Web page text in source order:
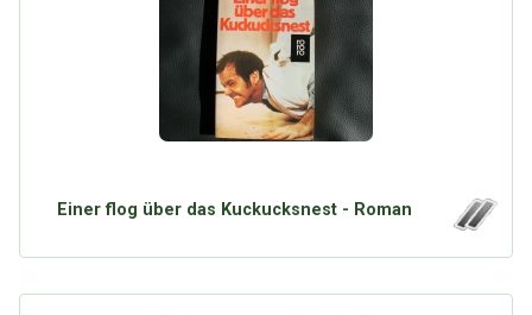
Einer flog über das Kuckucksnest - Roman